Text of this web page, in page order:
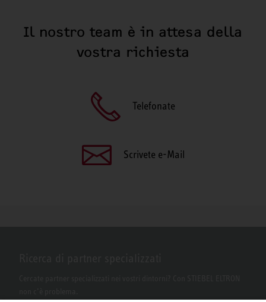
Il nostro team è in attesa della
vostra richiesta
Telefonate
Scrivete e-Mail